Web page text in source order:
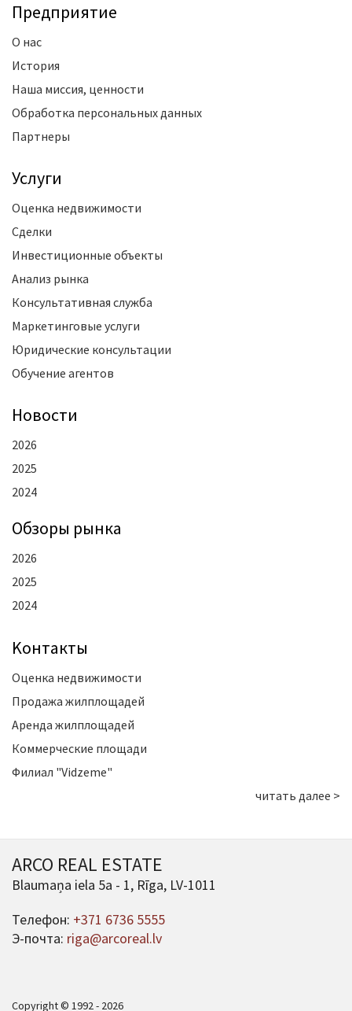
Предприятие
О нас
История
Наша миссия, ценности
Обработка персональных данных
Партнеры
Услуги
Оценка недвижимости
Сделки
Инвестиционные объекты
Анализ рынка
Консультативная служба
Маркетинговые услуги
Юридические консультации
Обучение агентов
Новости
2026
2025
2024
Oбзоры рынка
2026
2025
2024
Kонтакты
Оценка недвижимости
Продажа жилплощадей
Аренда жилплощадей
Коммерческие площади
Филиал "Vidzeme"
читать далее >
ARCO REAL ESTATE
Blaumaņa iela 5a - 1, Rīga, LV-1011
Телефон: +371 6736 5555
Э-почта: riga@arcoreal.lv
Copyright © 1992 - 2026